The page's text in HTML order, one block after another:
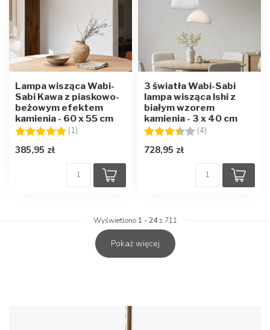
Lampa wisząca Wabi-
Sabi Kawa z piaskowo-
beżowym efektem
kamienia - 60 x 55 cm
Ocena:
(1) 5.0 na 5 gwiazdek
385,95 zł
3 światła Wabi-Sabi
lampa wisząca Ishi z
białym wzorem
kamienia - 3 x 40 cm
Ocena:
(4)
728,95 zł
Wyświetlono 1 - 24z 711
Pokaż więcej